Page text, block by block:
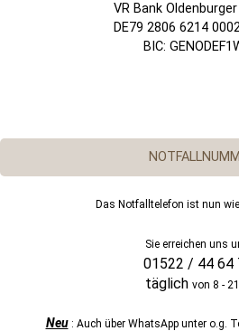
VR Bank
DE79 2806 6214
BIC:
Das Notfalltelefon ist nun
Sie erreichen uns
01522 / 44 64
täglich von 8 -
Neu: Auch über WhatsApp unter o.g.